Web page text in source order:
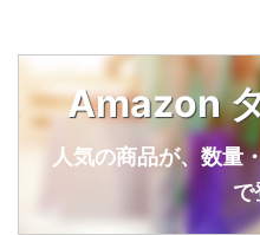
Amazon
人気の商品が、数量
で